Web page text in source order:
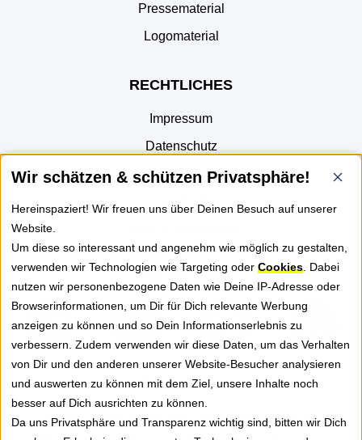
Wir schätzen & schützen Privatsphäre!
Hereinspaziert! Wir freuen uns über Deinen Besuch auf unserer
Website.
Um diese so interessant und angenehm wie möglich zu gestalten,
verwenden wir Technologien wie Targeting oder Cookies . Dabei
nutzen wir personenbezogene Daten wie Deine IP-Adresse oder
Browserinformationen, um Dir für Dich relevante Werbung
anzeigen zu können und so Dein Informationserlebnis zu
verbessern. Zudem verwenden wir diese Daten, um das Verhalten
von Dir und den anderen unserer Website-Besucher analysieren
und auswerten zu können mit dem Ziel, unsere Inhalte noch
besser auf Dich ausrichten zu können.
Da uns Privatsphäre und Transparenz wichtig sind, bitten wir Dich
Pressematerial
Logomaterial
RECHTLICHES
Impressum
Datenschutz
AGB
FOLGE UNS
NEWSLETTER
Erhalte Tipps, News und Praxiswissen rund um